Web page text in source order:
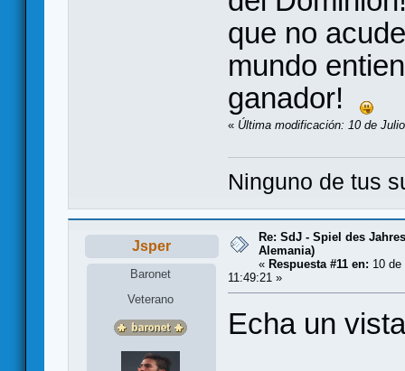
que no
mundo
ganador!
« Última modificación: 10 de
Ninguno de tus
Jsper
Baronet
Veterano
Re: SdJ - Spiel des
Alemania)
« Respuesta #11 en: 10
11:49:21 »
Echa un